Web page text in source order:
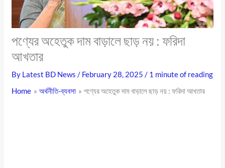
পণ্যের অহেতুক দাম বাড়ালে ছাড় নয় : ফরিদা
আখতার
By Latest BD News/ February 28, 2025/ 1 minute of reading
Home
অর্থনীতি-ব্যবসা পণ্যের অহেতুক দাম বাড়ালে ছাড় নয় : ফরিদা আখতার